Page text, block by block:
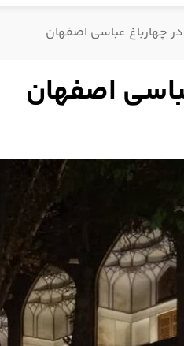
چهارباغ عباسی اصفهان
اصفهان